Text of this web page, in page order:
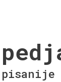
pisanije